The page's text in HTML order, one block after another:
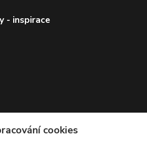
- inspirace
cookies